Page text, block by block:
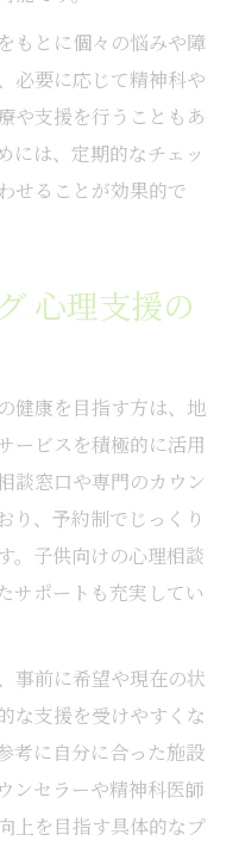
もとに個々の悩みや障
必要に応じて精神科や
や支援を行うこともあ
には、定期的なチェッ
せることが効果的で
心理支援の
健康を目指す方は、地
ービスを積極的に活用
談窓口や専門のカウン
り、予約制でじっくり
。子供向けの心理相談
サポートも充実してい
事前に希望や現在の状
な支援を受けやすくな
考に自分に合った施設
ンセラーや精神科医師
上を目指す具体的なプ